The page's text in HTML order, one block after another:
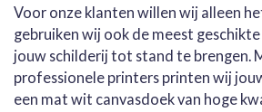
Voor onze klanten willen wij alleen
gebruiken wij ook de meest
jouw schilderij tot stand te brengen.
professionele printers printen wij
een mat wit canvasdoek van hoge